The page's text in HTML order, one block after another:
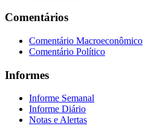
Comentários
Comentário Macroeconômico
Comentário Político
Informes
Informe Semanal
Informe Diário
Notas e Alertas